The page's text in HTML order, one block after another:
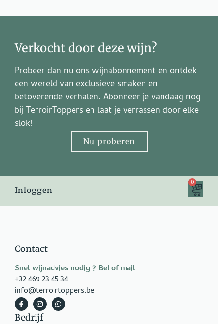
Verkocht door deze wijn?
Probeer dan nu ons wijnabonnement en ontdek
een wereld van exclusieve smaken en
betoverende verhalen. Abonneer je vandaag nog
bij TerroirToppers en laat je verrassen door elke
slok!
Nu proberen
Inloggen
0
Contact
Snel wijnadvies nodig ? Bel of mail
+32 469 23 45 34
info@terroirtoppers.be
Bedrijf